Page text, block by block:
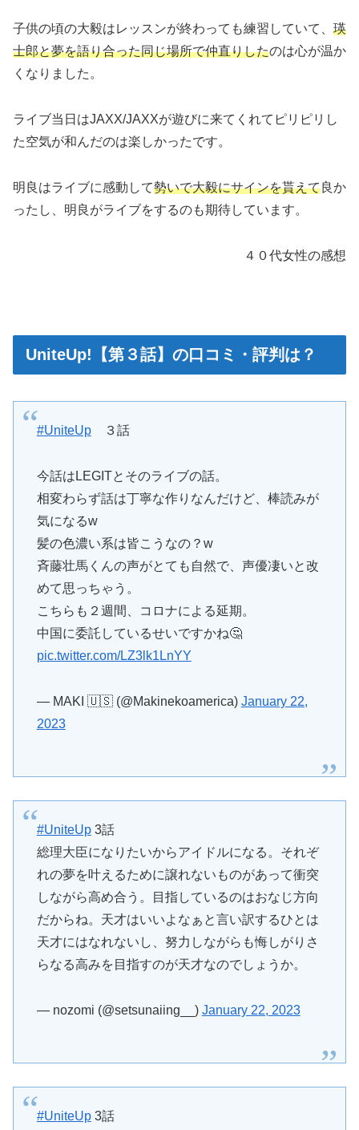
子供の頃の大毅はレッスンが終わっても練習していて、 瑛
士郎と夢を語り合った同じ場所で仲直りしたのは心が温か
くなりました。
ライブ当日はJAXX/JAXXが遊びに来てくれてピリピリし
た空気が和んだのは楽しかったです。
明良はライブに感動して勢いで大毅にサインを貰えて良か
ったし、明良がライブをするのも期待しています。
４０代女性の感想
UniteUp!【第３話】の口コミ・評判は？
#UniteUp３話
今話はLEGITとそのライブの話。
相変わらず話は丁寧な作りなんだけど、棒読みが
気になるw
髪の色濃い系は皆こうなの？w
斉藤壮馬くんの声がとても自然で、声優凄いと改
めて思っちゃう。
こちらも２週間、コロナによる延期。
中国に委託しているせいですかね🤔
pic.twitter.com/LZ3lk1LnYY
— MAKI 🇺🇸 (@Makinekoamerica) January 22,
2023
#UniteUp3話
総理大臣になりたいからアイドルになる。それぞ
れの夢を叶えるために譲れないものがあって衝突
しながら高め合う。目指しているのはおなじ方向
だからね。天才はいいよなぁと言い訳するひとは
天才にはなれないし、努力しながらも悔しがりさ
らなる高みを目指すのが天才なのでしょうか。
— nozomi (@setsunaiing__) January 22, 2023
#UniteUp3話